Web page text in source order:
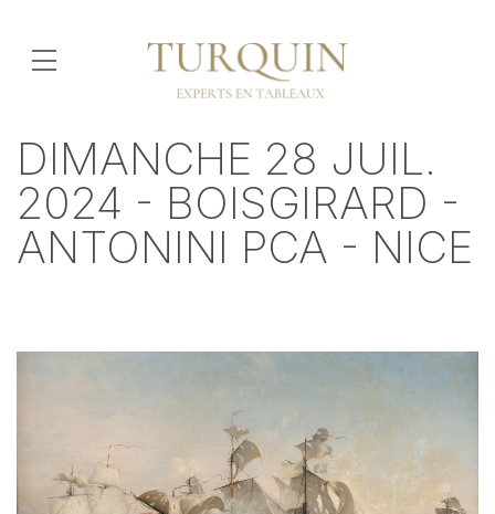
DIMANCHE 28 JUIL.
2024 - BOISGIRARD -
ANTONINI PCA - NICE